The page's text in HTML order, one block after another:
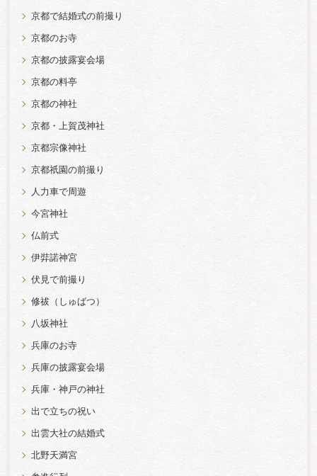
京都で結婚式の前撮り
京都のお寺
京都の披露宴会場
京都の料亭
京都の神社
京都・上賀茂神社
京都宗像神社
京都祇園の前撮り
人力車で周遊
今宮神社
仏前式
伊弉諾神宮
伏見で前撮り
修祓（しゅばつ）
八坂神社
兵庫のお寺
兵庫の披露宴会場
兵庫・神戸の神社
出で立ちの祝い
出雲大社の結婚式
北野天満宮